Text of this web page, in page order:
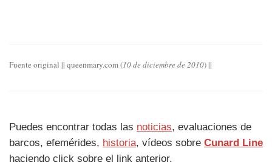
Fuente original || queenmary.com (10 de diciembre de 2010) ||
Puedes encontrar todas las noticias, evaluaciones de
barcos, efemérides, historia, vídeos sobre Cunard Line
haciendo click sobre el link anterior.